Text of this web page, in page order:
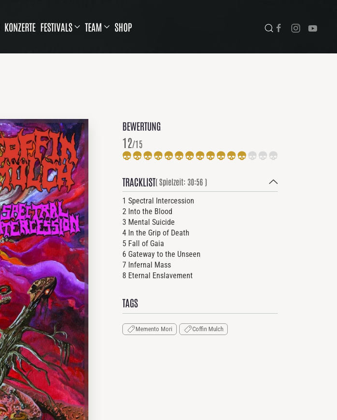
KONZERTE FESTIVALS TEAM SHOP
BEWERTUNG
12/15
TRACKLIST( Spielzeit: 30:56 )
1 Spectral Intercession
2 Into the Blood
3 Mental Suicide
4 In the Grip of Death
5 Fall of Gaia
6 Gateway to the Unseen
7 Infernal Mass
8 Eternal Enslavement
TAGS
Memento Mori Coffin Mulch